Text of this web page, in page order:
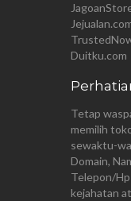
Duitku.com
Tetap
memilih
sewaktu-
Domain,
Telepon/
kejahatan